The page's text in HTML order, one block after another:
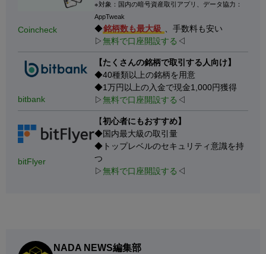
Coincheck
※対象：国内の暗号資産取引アプリ、データ協力：
AppTweak
◆銘柄数も最大級 、手数料も安い
▷無料で口座開設する ◁
bitbank
【たくさんの銘柄で取引する人向け】
◆40種類以上の銘柄を用意
◆1万円以上の入金で現金1,000円獲得
▷無料で口座開設する ◁
bitFlyer
【初心者にもおすすめ】
◆国内最大級の取引量
◆トップレベルのセキュリティ意識を持
つ
▷無料で口座開設する ◁
NADA NEWS編集部